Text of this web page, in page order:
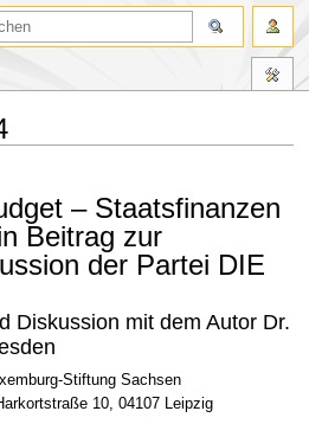
– Staatsfinanzen
Beitrag zur
der Partei DIE
Diskussion mit dem Autor Dr.
Stiftung Sachsen
10, 04107 Leipzig